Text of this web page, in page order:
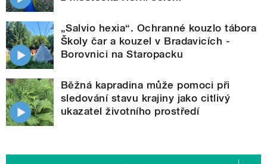
„Salvio hexia“. Ochranné kouzlo tábora
Školy čar a kouzel v Bradavicích -
Borovnici na Staropacku
Běžná kapradina může pomoci při
sledování stavu krajiny jako citlivý
ukazatel životního prostředí